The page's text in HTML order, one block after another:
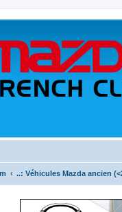
..: Véhicules Mazda ancien